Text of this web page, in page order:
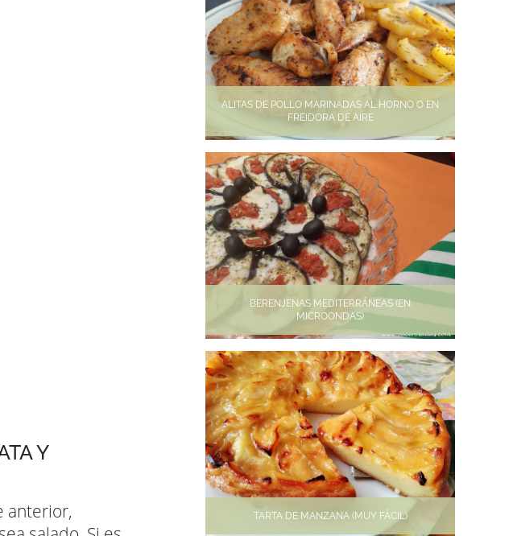
Y
anterior,
ALITAS DE POLLO MARINADAS AL HORNO O EN
FREIDORA DE AIRE
BERENJENAS MEDITERRÁNEAS (EN
MICROONDAS)
TARTA DE MANZANA (MUY FÁCIL)